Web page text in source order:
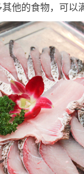
他的食物，可以